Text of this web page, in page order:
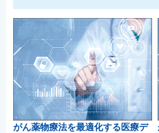
がん薬物療法を最適化する医療デ